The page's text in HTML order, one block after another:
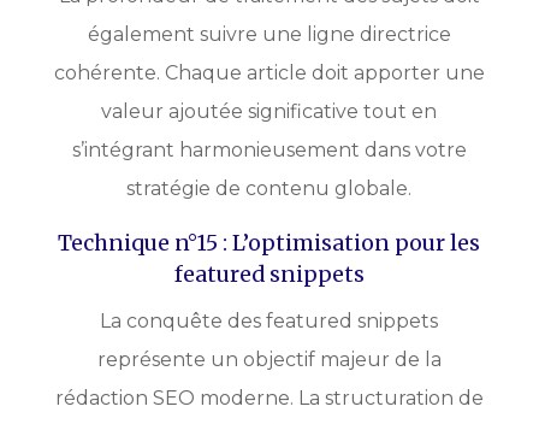
également suivre une ligne directrice
cohérente. Chaque article doit apporter une
valeur ajoutée significative tout en
s’intégrant harmonieusement dans votre
stratégie de contenu globale.
Technique n°15 : L’optimisation pour les
featured snippets
La conquête des featured snippets
représente un objectif majeur de la
rédaction SEO moderne. La structuration de